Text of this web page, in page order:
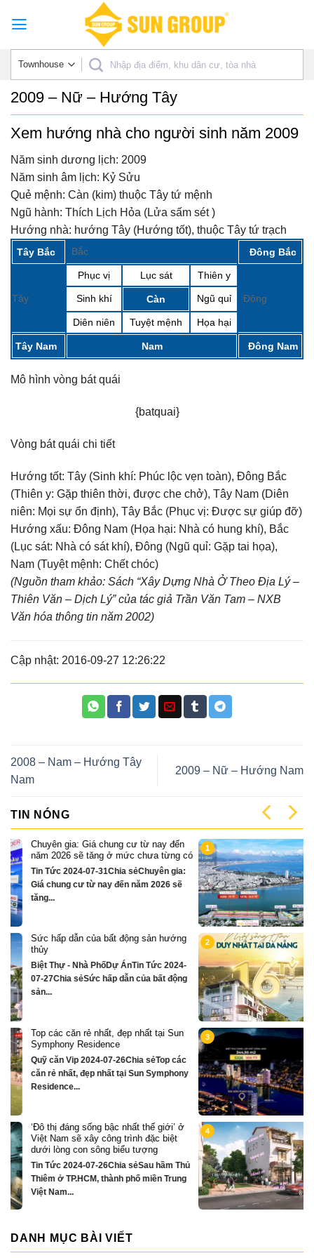
2009 – Nữ – Hướng Tây
Xem hướng nhà cho người sinh năm 2009
Năm sinh dương lịch: 2009
Năm sinh âm lịch: Kỷ Sửu
Quẻ mệnh: Càn (kim) thuộc Tây tứ mệnh
Ngũ hành: Thích Lịch Hỏa (Lửa sấm sét )
Hướng nhà: hướng Tây (Hướng tốt), thuộc Tây tứ trạch
Tây Bắc Bắc Đông Bắc
Tây
Phục vị Lục sát Thiên y
Đông
Sinh khí Càn Ngũ quỉ
Diên niên Tuyệt mệnh Họa hại
Tây Nam Nam Đông Nam
Mô hình vòng bát quái
{batquai}
Vòng bát quái chi tiết
Hướng tốt: Tây (Sinh khí: Phúc lộc vẹn toàn), Đông Bắc
(Thiên y: Gặp thiên thời, được che chở), Tây Nam (Diên
niên: Mọi sự ổn định), Tây Bắc (Phục vị: Được sự giúp đỡ)
Hướng xấu: Đông Nam (Họa hại: Nhà có hung khí), Bắc
(Lục sát: Nhà có sát khí), Đông (Ngũ quỉ: Gặp tai họa),
Nam (Tuyệt mệnh: Chết chóc)
(Nguồn tham khảo: Sách “Xây Dựng Nhà Ở Theo Địa Lý –
Thiên Văn – Dịch Lý” của tác giả Trần Văn Tam – NXB
Văn hóa thông tin năm 2002)
Cập nhật: 2016-09-27 12:26:22
2008 – Nam – Hướng Tây
Nam
2009 – Nữ – Hướng Nam
TIN NÓNG
1
Cặp Nhà phố sát sông Sonata 3 tầng
chỉ hơn 16 tỷ
Quỹ căn VipTin Tức 2024-12-13Chia
sẻCặp nhà phố 3 tầng sát sông Hàn Đà
2
Chỉ hơn 16 tỷ – nhà phố 3 tầng bên
sông Hàn sở hữu tiện ích biệt thự trăm
tỷ
Quỹ căn VipTin Tức 2024-09-05Chia sẻ
Chỉ hơn 16 tỷ – nhà phố 3 tầng...
3
Biệt thự song lập mặt sông Hàn, trung
tâm Đà Nẵng ngay khán đài xem pháo
hoa DIFF
Quỹ căn VipTin Tức 2024-08-28Chia
sẻCHỈ DUY NHẤT 16 CĂN BIỆT THỰ 3
Nhà phố bên sông Hàn, ngay sát toà
căn hộ cao cấp S3 gần ngay mặt sông
Quỹ căn VipTin Tức 2024-08-28Chia
sẻNHÀ PHỐ BÊN SÔNG HÀN
TOWNHOUSE KINH DOANH THƯƠNG
DANH MỤC BÀI VIẾT